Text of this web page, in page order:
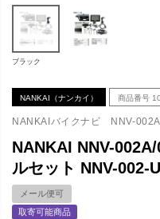
ブラック
NANKAI（ナンカイ） 商品番号
NANKAIバイクナビ NNV-
NANKAI NNV-
ルセット NNV-002-
メール便可
取寄可能商品